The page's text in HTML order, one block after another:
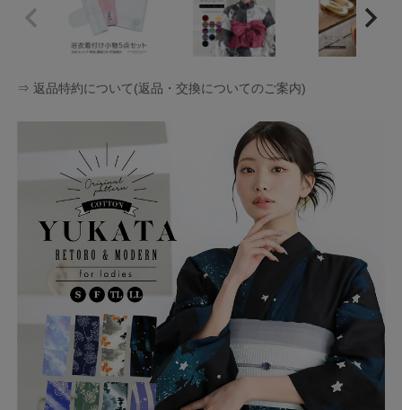
⇒ 返品特約について(返品・交換についてのご案内)